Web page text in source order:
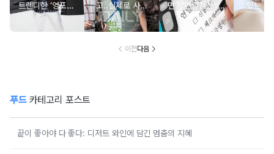
트렌디한 ‘영포티’
분석
고..실제로 사람
구한 연예인 10
면? '연말정산' 핵
심 꿀팁 A to Z
있는 건
요?”
이전다음
푸드카테고리 포스트
끝이 좋아야 다 좋다: 디저트 와인에 담긴 멈춤의 지혜